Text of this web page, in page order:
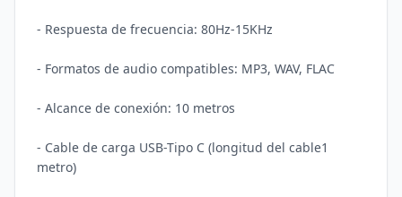
- Respuesta de frecuencia: 80Hz-15KHz
- Formatos de audio compatibles: MP3, WAV, FLAC
- Alcance de conexión: 10 metros
- Cable de carga USB-Tipo C (longitud del cable1
metro)